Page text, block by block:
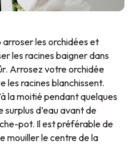
les orchidées et
les racines baigner dans
Arrosez votre orchidée
les racines blanchissent.
la moitié pendant quelques
surplus d’eau avant de
pot. Il est préférable de
mouiller le centre de la